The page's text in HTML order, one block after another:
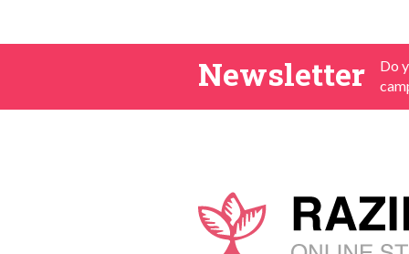
Newsletter
Do